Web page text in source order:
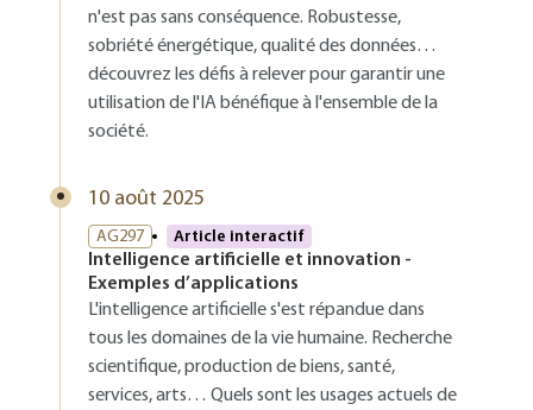
n'est pas sans conséquence. Robustesse,
sobriété énergétique, qualité des données…
découvrez les défis à relever pour garantir une
utilisation de l'IA bénéfique à l'ensemble de la
société.
10 août 2025
AG297 Article interactif
Intelligence artificielle et innovation -
Exemples d’applications
L'intelligence artificielle s'est répandue dans
tous les domaines de la vie humaine. Recherche
scientifique, production de biens, santé,
services, arts… Quels sont les usages actuels de